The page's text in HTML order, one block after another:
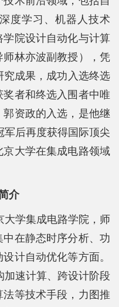
度学习、机器人技术
院设计自动化与计算
林亦波副教授），凭
成果，成功入选终选
者和终选入围者中唯
资政的入选，是他继
后再度获得国际顶尖
大学在集成电路领域
介
学集成电路学院，师
在静态时序分析、功
计自动优化等方面。
加速计算、跨设计阶段
等技术手段，力图推